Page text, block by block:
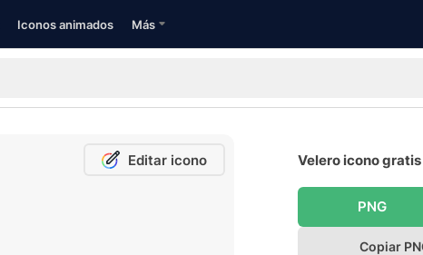
Iconos animados Más
Editar icono Velero icono gratis
PNG
Copiar